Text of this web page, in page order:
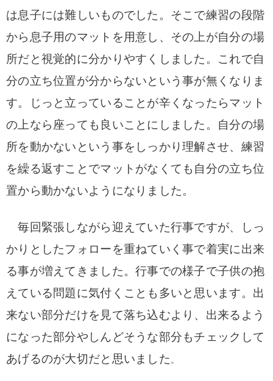
は息子には難しいものでした。 そこで練習の段階
から息子用のマットを用意し、その上が自分の場
所だと視覚的に分かりやすくしました。これで自
分の立ち位置が分からないという事が無くなりま
す。
じっと立っていることが辛くなったらマット
の上なら座っても良いことにしました。自分の場
所を動かないという事をしっかり理解させ、練習
を繰る返すことでマットがなくても自分の立ち位
置から動かないようになりました。
毎回緊張しながら迎えていた行事ですが、しっ
かりとしたフォローを重ねていく事で着実に出来
る事が増えてきました。行事での様子で子供の抱
えている問題に気付くことも多いと思います。 出
来ない部分だけを見て落ち込むより、出来るよう
になった部分やしんどそうな部分もチェックして
あげるのが大切だと思いました 。